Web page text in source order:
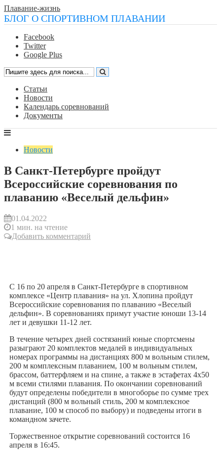
Плавание-жизнь
БЛОГ О СПОРТИВНОМ ПЛАВАНИИ
Facebook
Twitter
Google Plus
Статьи
Новости
Календарь соревнований
Документы
Новости
В Санкт-Петербурге пройдут
Всероссийские соревнования по
плаванию «Веселый дельфин»
01.04.2022
1 мин. на чтение
Добавить комментарий
С 16 по 20 апреля в Санкт-Петербурге в спортивном
комплексе «Центр плавания» на ул. Хлопина пройдут
Всероссийские соревнования по плаванию «Веселый
дельфин». В соревнованиях примут участие юноши 13-14
лет и девушки 11-12 лет.
В течение четырех дней состязаний юные спортсмены
разыграют 20 комплектов медалей в индивидуальных
номерах программы на дистанциях 800 м вольным стилем,
200 м комплексным плаванием, 100 м вольным стилем,
брассом, баттерфляем и на спине, а также в эстафетах 4х50
м всеми стилями плавания. По окончании соревнований
будут определены победители в многоборье по сумме трех
дистанций (800 м вольный стиль, 200 м комплексное
плавание, 100 м способ по выбору) и подведены итоги в
командном зачете.
Торжественное открытие соревнований состоится 16
апреля в 16:45.